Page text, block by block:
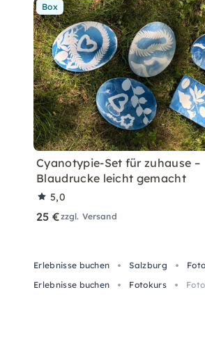
Box
Cyanotypie-Set für zuhause –
Blaudrucke leicht gemacht
5,0
25 €zzgl. Versand
Erlebnisse buchen Salzburg
Erlebnisse buchen
Fotokurs